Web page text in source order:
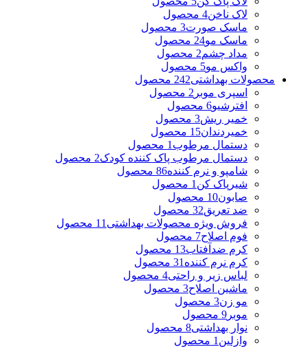
لاک ناخن4 محصول
ماسک صورت3 محصول
ماسک مو24 محصول
مداد چشم2 محصول
واکس مو5 محصول
محصولات بهداشتی242 محصول
اسپری موبر 2 محصول
افترشیو6 محصول
خمیر ریش3 محصول
خمیردندان15 محصول
دستمال مرطوب 1 محصول
دستمال مرطوب پاک کننده کودک2 محصول
شامپو و نرم کننده86 محصول
شیرپاک کن 1 محصول
صابون10 محصول
ضد تعریق32 محصول
فروش ویژه محصولات بهداشتی 11 محصول
فوم اصلاح7 محصول
کرم ضدآفتاب13 محصول
کرم نرم کننده 31 محصول
لباس زیر و راحتی4 محصول
ماشین اصلاح3 محصول
مو زن3 محصول
موبر 9 محصول
نوار بهداشتی8 محصول
وازلین 1 محصول